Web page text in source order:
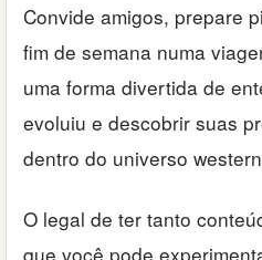
Convide amigos, prepare
fim de semana numa
uma forma divertida de
evoluiu e descobrir suas
dentro do universo
O legal de ter tanto
que você pode